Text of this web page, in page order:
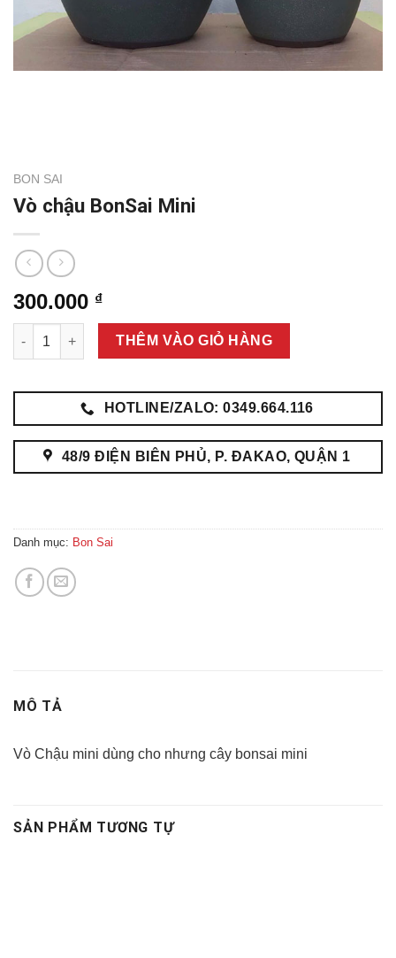
BON SAI
Vò chậu BonSai Mini
300.000 ₫
Vò chậu BonSai Mini số lượng
THÊM VÀO GIỎ HÀNG
HOTLINE/ZALO: 0349.664.116
48/9 ĐIỆN BIÊN PHỦ, P. ĐAKAO, QUẬN 1
Danh mục: Bon Sai
MÔ TẢ
Vò Chậu mini dùng cho nhưng cây bonsai mini
SẢN PHẨM TƯƠNG TỰ